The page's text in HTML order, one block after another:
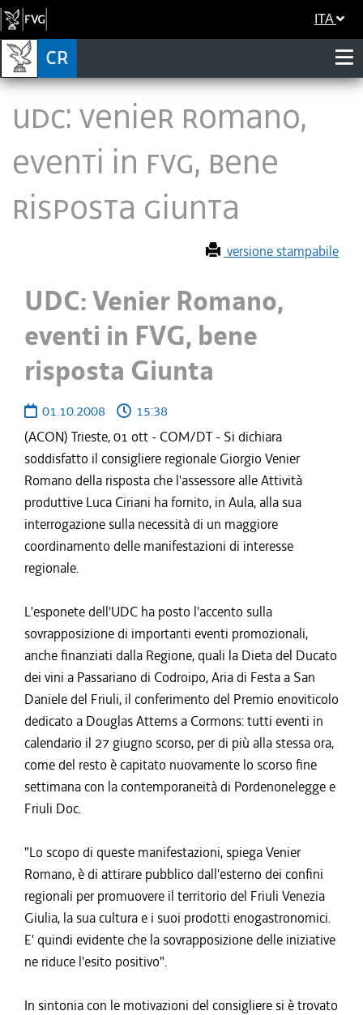
ITA
UDC: Venier Romano,
eventi in FVG, bene
risposta Giunta
versione stampabile
UDC: Venier Romano,
eventi in FVG, bene
risposta Giunta
01.10.2008
15:38
(ACON) Trieste, 01 ott - COM/DT - Si dichiara
soddisfatto il consigliere regionale Giorgio Venier
Romano della risposta che l'assessore alle Attività
produttive Luca Ciriani ha fornito, in Aula, alla sua
interrogazione sulla necessità di un maggiore
coordinamento delle manifestazioni di interesse
regionale.
L'esponete dell'UDC ha posto l'accento sulla
sovrapposizione di importanti eventi promozionali,
anche finanziati dalla Regione, quali la Dieta del Ducato
dei vini a Passariano di Codroipo, Aria di Festa a San
Daniele del Friuli, il conferimento del Premio enoviticolo
dedicato a Douglas Attems a Cormons: tutti eventi in
calendario il 27 giugno scorso, per di più alla stessa ora,
come del resto è capitato nuovamente lo scorso fine
settimana con la contemporaneità di Pordenonelegge e
Friuli Doc.
"Lo scopo di queste manifestazioni, spiega Venier
Romano, è di attirare pubblico dall'esterno dei confini
regionali per promuovere il territorio del Friuli Venezia
Giulia, la sua cultura e i suoi prodotti enogastronomici.
E' quindi evidente che la sovrapposizione delle iniziative
ne riduce l'esito positivo".
In sintonia con le motivazioni del consigliere si è trovato